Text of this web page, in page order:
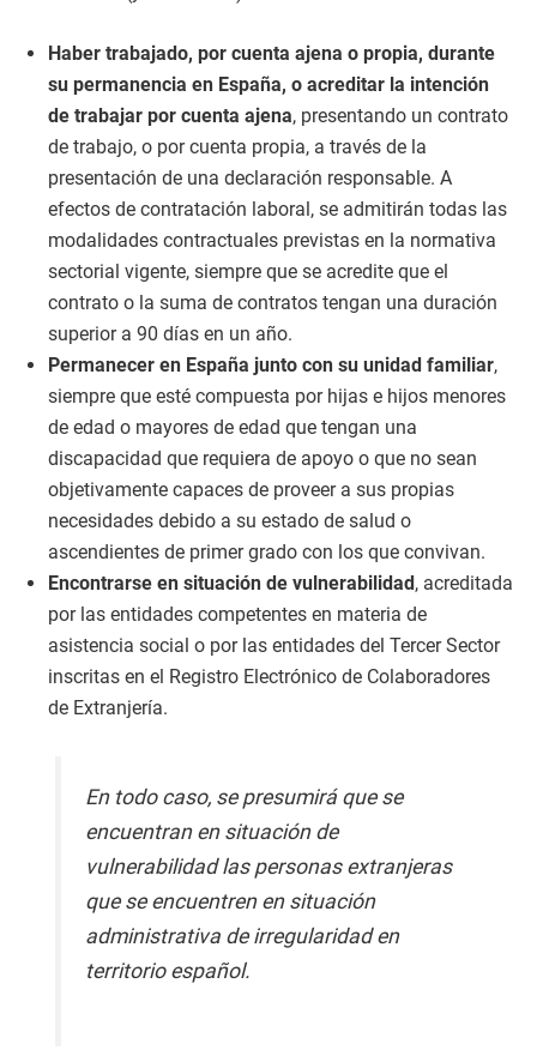
Haber trabajado, por cuenta ajena o propia, durante
su permanencia en España, o acreditar la intención
de trabajar por cuenta ajena, presentando un contrato
de trabajo, o por cuenta propia, a través de la
presentación de una declaración responsable. A
efectos de contratación laboral, se admitirán todas las
modalidades contractuales previstas en la normativa
sectorial vigente, siempre que se acredite que el
contrato o la suma de contratos tengan una duración
superior a 90 días en un año.
Permanecer en España junto con su unidad familiar,
siempre que esté compuesta por hijas e hijos menores
de edad o mayores de edad que tengan una
discapacidad que requiera de apoyo o que no sean
objetivamente capaces de proveer a sus propias
necesidades debido a su estado de salud o
ascendientes de primer grado con los que convivan.
Encontrarse en situación de vulnerabilidad , acreditada
por las entidades competentes en materia de
asistencia social o por las entidades del Tercer Sector
inscritas en el Registro Electrónico de Colaboradores
de Extranjería.
En todo caso, se presumirá que se
encuentran en situación de
vulnerabilidad las personas extranjeras
que se encuentren en situación
administrativa de irregularidad en
territorio español.